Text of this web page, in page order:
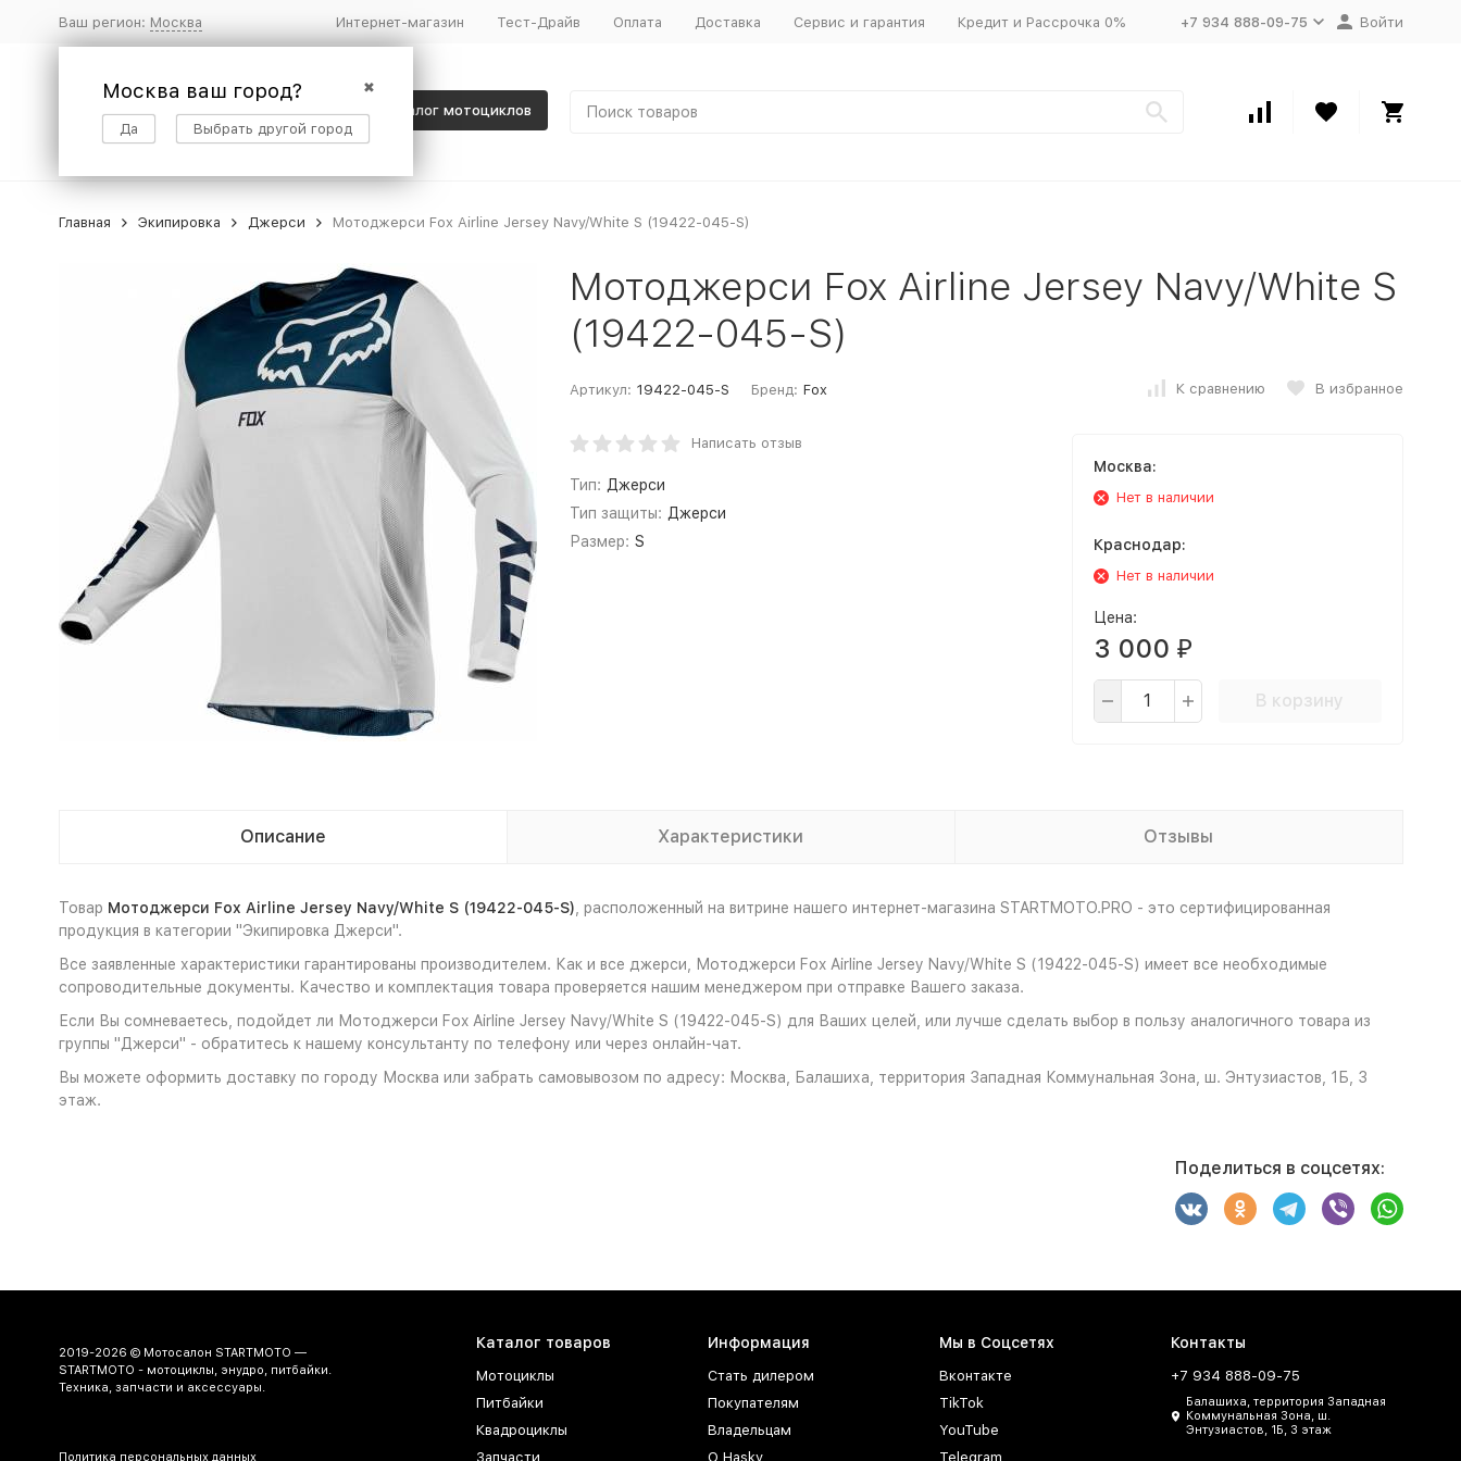
Ваш регион: Москва
✖
Москва ваш город?
Да Выбрать другой город
Интернет-магазин Тест-Драйв Оплата Доставка Сервис и гарантия Кредит и Рассрочка 0% +7 934 888-09-75 Войти
Каталог мотоциклов
Главная Экипировка Джерси Мотоджерси Fox Airline Jersey Navy/White S (19422-045-S)
Мотоджерси Fox Airline Jersey Navy/White S
(19422-045-S)
Артикул: 19422-045-S Бренд: Fox К сравнению В избранное
Написать отзыв
Тип: Джерси
Тип защиты: Джерси
Размер: S
Москва:
Нет в наличии
Краснодар:
Нет в наличии
Цена:
3 000 ₽
В корзину
Описание Характеристики Отзывы
Товар Мотоджерси Fox Airline Jersey Navy/White S (19422-045-S) , расположенный на витрине нашего интернет-магазина STARTMOTO.PRO - это сертифицированная
продукция в категории "Экипировка Джерси".
Все заявленные характеристики гарантированы производителем. Как и все джерси, Мотоджерси Fox Airline Jersey Navy/White S (19422-045-S) имеет все необходимые
сопроводительные документы. Качество и комплектация товара проверяется нашим менеджером при отправке Вашего заказа.
Если Вы сомневаетесь, подойдет ли Мотоджерси Fox Airline Jersey Navy/White S (19422-045-S) для Ваших целей, или лучше сделать выбор в пользу аналогичного товара из
группы "Джерси" - обратитесь к нашему консультанту по телефону или через онлайн-чат.
Вы можете оформить доставку по городу Москва или забрать самовывозом по адресу: Москва, Балашиха, территория Западная Коммунальная Зона, ш. Энтузиастов, 1Б, 3
этаж.
Поделиться в соцсетях:
2019-2026 © Мотосалон STARTMOTO —
STARTMOTO - мотоциклы, энудро, питбайки.
Техника, запчасти и аксессуары.
Политика персональных данных
Каталог товаров
Мотоциклы
Питбайки
Квадроциклы
Запчасти
Информация
Стать дилером
Покупателям
Владельцам
О Hasky
Мы в Соцсетях
Вконтакте
TikTok
YouTube
Telegram
Контакты
+7 934 888-09-75
Балашиха, территория Западная
Коммунальная Зона, ш.
Энтузиастов, 1Б, 3 этаж